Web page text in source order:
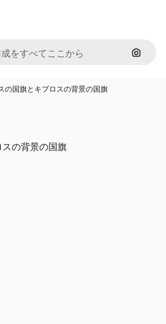
画像で
の国旗とキプロスの背景の国旗